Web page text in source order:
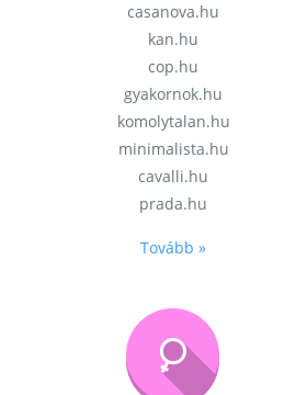
casanova.hu
kan.hu
cop.hu
gyakornok.hu
komolytalan.hu
minimalista.hu
cavalli.hu
prada.hu
Tovább »